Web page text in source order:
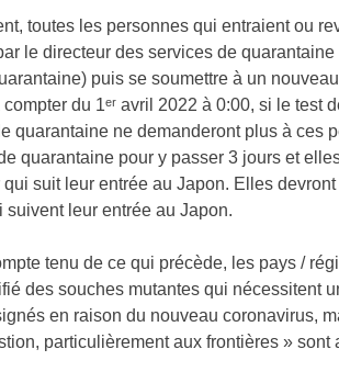
toutes les personnes qui entraient ou
le directeur des services de
puis se soumettre à un
du 1ᵉʳ avril 2022 à 0:00, si le test
quarantaine ne demanderont plus à
quarantaine pour y passer 3 jours et
suit leur entrée au Japon. Elles
suivent leur entrée au Japon.
tenu de ce qui précède, les pays /
des souches mutantes qui nécessitent
en raison du nouveau coronavirus,
particulièrement aux frontières » sont